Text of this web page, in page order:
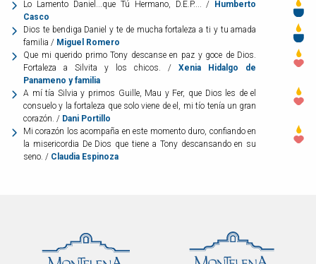
Lo Lamento Daniel...que Tú Hermano, D.E.P.... /
Humberto
Casco
Dios te bendiga Daniel y te de mucha fortaleza a ti y tu amada
familia / Miguel Romero
Que mi querido primo Tony descanse en paz y goce de Dios.
Fortaleza a Silvita y los chicos. /Xenia Hidalgo de
Panameno y familia
A mí tía Silvia y primos Guille, Mau y Fer, que Dios les de el
consuelo y la fortaleza que solo viene de el, mi tío tenía un gran
corazón. / Dani Portillo
Mi corazón los acompaña en este momento duro, confiando en
la misericordia De Dios que tiene a Tony descansando en su
seno. / Claudia Espinoza